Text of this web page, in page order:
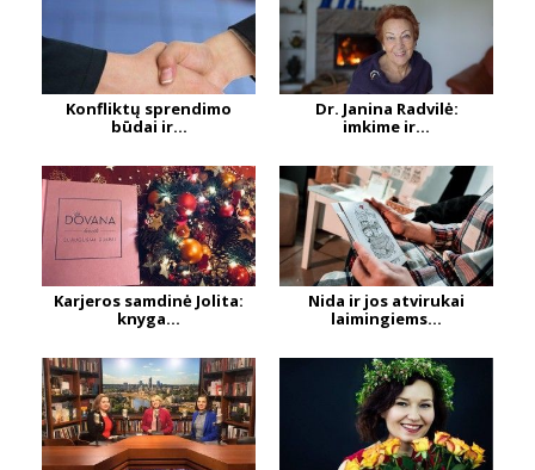
Konfliktų sprendimo
būdai ir...
Dr. Janina Radvilė:
imkime ir...
Karjeros samdinė Jolita:
knyga...
Nida ir jos atvirukai
laimingiems...